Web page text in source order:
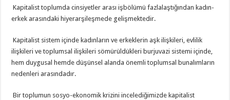
Kapitalist toplumda cinsiyetler arası işbölümü fazlalaştığından kadın-
erkek arasındaki hiyerarşileşmede gelişmektedir.
Kapitalist sistem içinde kadınların ve erkeklerin aşk ilişkileri, evlilik
ilişkileri ve toplumsal ilişkileri sömürüldükleri burjuvazi sistemi içinde,
hem duygusal hemde düşünsel alanda önemli toplumsal bunalımların
nedenleri arasındadır.
Bir toplumun sosyo-ekonomik krizini incelediğimizde kapitalist